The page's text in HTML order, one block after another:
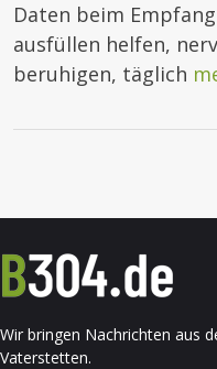
Daten beim
ausfüllen helfen,
beruhigen, täglich
Wir bringen Nachrichten aus
Vaterstetten.